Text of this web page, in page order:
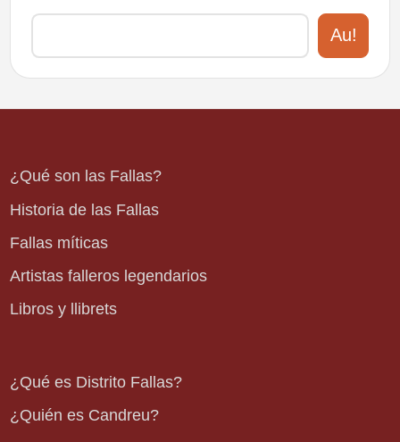
Au!
¿Qué son las Fallas?
Historia de las Fallas
Fallas míticas
Artistas falleros legendarios
Libros y llibrets
¿Qué es Distrito Fallas?
¿Quién es Candreu?